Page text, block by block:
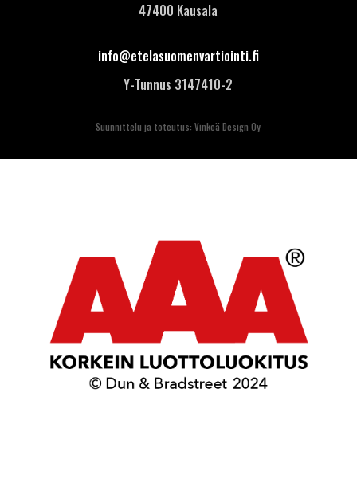
47400 Kausala
info@etelasuomenvartiointi.fi
Y-Tunnus 3147410-2
Suunnittelu ja toteutus: Vinkeä Design Oy